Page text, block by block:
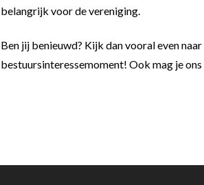
belangrijk voor de vereniging.
Ben jij benieuwd? Kijk dan vooral even
bestuursinteressemoment! Ook mag je